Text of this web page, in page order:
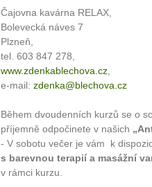
Čajovna kavárna RELAX,
Bolevecká náves 7
Plzneň,
tel. 603 847 278,
www.zdenkablechova.cz
e-mail: zdenka@blechova.cz
Během dvoudenních kurzů se o
příjemně odpočinete v našich
- V sobotu večer je vám k
s barevnou terapií a masážní
v rámci kurzu.